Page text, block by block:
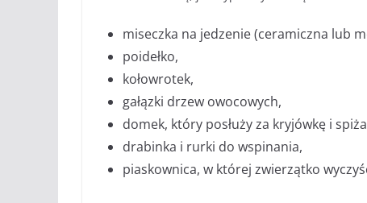
miseczka na jedzenie (ceramiczna lub
poidełko,
kołowrotek,
gałązki drzew owocowych,
domek, który posłuży za kryjówkę i
drabinka i rurki do wspinania,
piaskownica, w której zwierzątko